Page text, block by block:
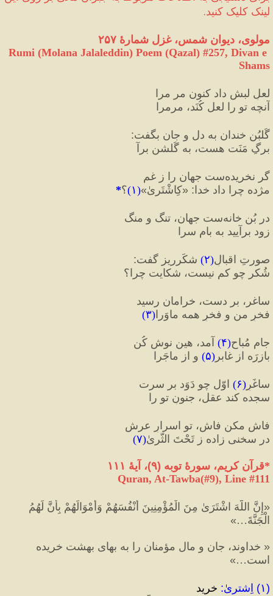
لینک کلیک کنید.
مولوی، دیوان شمس، غزل شمارهٔ ۲۵۷
Rumi (Molana Jalaleddin) Poem (Qazal) #257, Divan e
Shams
لعلِ لبش داد کنون مر مرا
آنچه تو را لعل کُنَد، مرمرا
گُلبُنِ خندان به دل و جان بگفت:
برگِ مَنَت هست، به گُلشن برآ
گر نخریده‌ست جهان را ز غم
مژده چرا داد خدا:
«کِاشْتَریٰ»
(۱)؟*
در بُنِ خانه‌ست جهان، تنگ و منگ
زود برآیید به بامِ سرا
صورتِ اقبالِ(۲) شکَرریز گفت:
شُکر چو کم نیست، شکایت چرا؟
ساغر، بر دست، خرامان رسید
فخرِ من و فخرِ همه ماوَرا(۳)
جامِ مُباح(۴) آمد، هین نوش کُن
بازرَه از غابر (۵) و از ماجَرا
ساغَرِ (۶) اوّل چو دَوَد بر سرت
سجده کند عقل، جنونِ تو را
فاش مکن فاش، تو اسرارِ عرش
در سخنی زاده ز تَحْتَ الثَّریٰ(۷)
*قرآن کریم، سورهٔ توبه (۹)، آیهٔ ۱۱۱
Quran, At-Tawba(#9), Line #111
«
الْجَنَّةَ…»
«
است…»
(۱) اِشترىٰ: خريد